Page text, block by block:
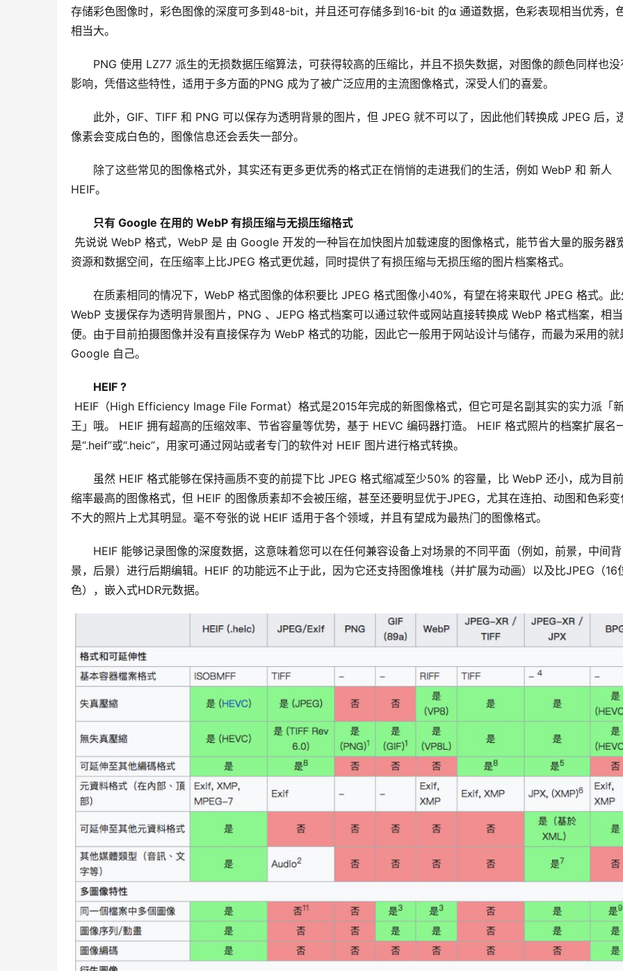
存储彩色图像时，彩色图像的深度可多到48-bit，并且还可存储多到16-bit 的α 通道数据，色彩表现相当优秀，
相当大。
PNG 使用 LZ77 派生的无损数据压缩算法，可获得较高的压缩比，并且不损失数据，对图像的颜色同样也没
影响，凭借这些特性，适用于多方面的PNG 成为了被广泛应用的主流图像格式，深受人们的喜爱。
此外，GIF、TIFF 和 PNG 可以保存为透明背景的图片，但 JPEG 就不可以了，因此他们转换成 JPEG 后，
像素会变成白色的，图像信息还会丢失一部分。
除了这些常见的图像格式外，其实还有更多更优秀的格式正在悄悄的走进我们的生活，例如 WebP 和 新人
HEIF。
只有 Google 在用的 WebP 有损压缩与无损压缩格式
资源和数据空间，在压缩率上比JPEG 格式更优越，同时提供了有损压缩与无损压缩的图片档案格式。
在质素相同的情况下，WebP 格式图像的体积要比 JPEG 格式图像小40%，有望在将来取代 JPEG 格式。
WebP 支援保存为透明背景图片，PNG 、JEPG 格式档案可以通过软件或网站直接转换成 WebP 格式档案，相
便。由于目前拍摄图像并没有直接保存为 WebP 格式的功能，因此它一般用于网站设计与储存，而最为采用的就
Google 自己。
HEIF ?
王」哦。 HEIF 拥有超高的压缩效率、节省容量等优势，基于 HEVC 编码器打造。 HEIF 格式照片的档案扩展名
是“.heif”或“.heic”，用家可通过网站或者专门的软件对 HEIF 图片进行格式转换。
虽然 HEIF 格式能够在保持画质不变的前提下比 JPEG 格式缩减至少50% 的容量，比 WebP 还小，成为目
缩率最高的图像格式，但 HEIF 的图像质素却不会被压缩，甚至还要明显优于JPEG，尤其在连拍、动图和色彩变
不大的照片上尤其明显。毫不夸张的说 HEIF 适用于各个领域，并且有望成为最热门的图像格式。
HEIF 能够记录图像的深度数据，这意味着您可以在任何兼容设备上对场景的不同平面（例如，前景，中间背
景，后景）进行后期编辑。HEIF 的功能远不止于此，因为它还支持图像堆栈（并扩展为动画）以及比JPEG（16
色），嵌入式HDR元数据。